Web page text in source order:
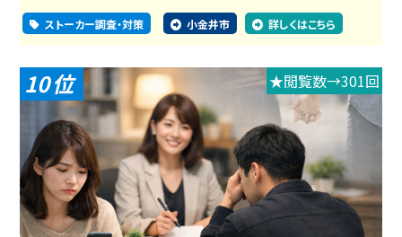
ストーカー調査・対策 小金井市 詳しくはこちら
10 ★閲覧数→301回